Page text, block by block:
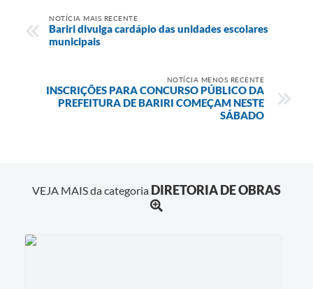
NOTÍCIA MAIS RECENTE
Bariri divulga cardápio das unidades escolares
municipais
NOTÍCIA MENOS RECENTE
INSCRIÇÕES PARA CONCURSO PÚBLICO DA
PREFEITURA DE BARIRI COMEÇAM NESTE
SÁBADO
VEJA MAIS da categoria DIRETORIA DE OBRAS